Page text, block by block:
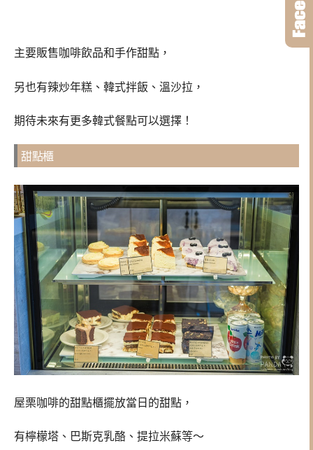
主要販售咖啡飲品和手作甜點，
另也有辣炒年糕、韓式拌飯、溫沙拉，
期待未來有更多韓式餐點可以選擇！
甜點櫃
屋栗咖啡的甜點櫃擺放當日的甜點，
有檸檬塔、巴斯克乳酪、提拉米蘇等～